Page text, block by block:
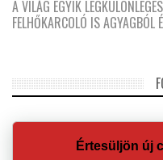
A VILÁG EGYIK
FELHŐKARCOLÓ IS AGYAGBÓL
Értesüljön új